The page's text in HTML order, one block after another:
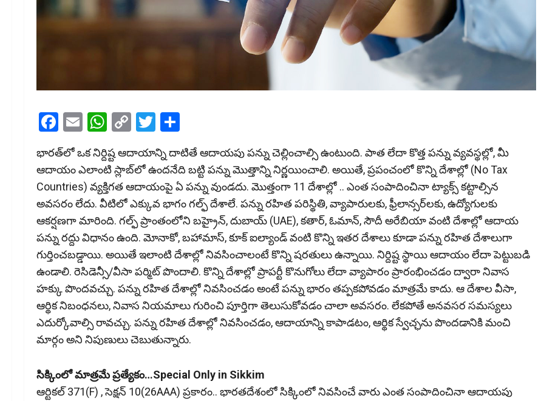
Facebook
EmailWhatsApp
CopyTwitter
భారత్‌లో ఒక నిర్దిష్ట ఆదాయాన్ని దాటితే ఆదాయపు పన్ను చెల్లించాల్సి ఉంటుంది. పాత లేదా కొత్త పన్ను వ్యవస్థల్లో, మీ
ఆదాయం ఎలాంటి స్లాబ్‌లో ఉందనేది బట్టి పన్ను మొత్తాన్ని నిర్ణయించాలి. అయితే, ప్రపంచంలో కొన్ని దేశాల్లో (No Tax
Countries) వ్యక్తిగత ఆదాయంపై ఏ పన్ను వుండదు. మొత్తంగా 11 దేశాల్లో .. ఎంత సంపాదించినా ట్యాక్స్ కట్టాల్సిన
అవసరం లేదు. వీటిలో ఎక్కువ భాగం గల్ఫ్ దేశాలే. పన్ను రహిత పరిస్థితి, వ్యాపారులకు, ఫ్రీలాన్సర్‌లకు, ఉద్యోగులకు
ఆకర్షణగా మారింది. గల్ఫ్ ప్రాంతంలోని బహ్రైన్, దుబాయ్ (UAE), కతార్, ఓమాన్, సౌదీ అరేబియా వంటి దేశాల్లో ఆదాయ
పన్ను రద్దు విధానం ఉంది. మోనాకో, బహామాస్, కూక్ ఐల్యాండ్ వంటి కొన్ని ఇతర దేశాలు కూడా పన్ను రహిత దేశాలుగా
గుర్తించబడ్డాయి. అయితే ఇలాంటి దేశాల్లో నివసించాలంటే కొన్ని షరతులు ఉన్నాయి. నిర్దిష్ట స్థాయి ఆదాయం లేదా పెట్టుబడి
ఉండాలి. రెసిడెన్సీ/వీసా పర్మిట్ పొందాలి. కొన్ని దేశాల్లో ప్రాపర్టీ కొనుగోలు లేదా వ్యాపారం ప్రారంభించడం ద్వారా నివాస
హక్కు పొందవచ్చు. పన్ను రహిత దేశాల్లో నివసించడం అంటే పన్ను భారం తప్పకపోవడం మాత్రమే కాదు. ఆ దేశాల వీసా,
ఆర్థిక నిబంధనలు, నివాస నియమాలు గురించి పూర్తిగా తెలుసుకోవడం చాలా అవసరం. లేకపోతే అనవసర సమస్యలు
ఎదుర్కోవాల్సి రావచ్చు. పన్ను రహిత దేశాల్లో నివసించడం, ఆదాయాన్ని కాపాడటం, ఆర్థిక స్వేచ్ఛను పొందడానికి మంచి
మార్గం అని నిపుణులు చెబుతున్నారు.
సిక్కింలో మాత్రమే ప్రత్యేకం…Special Only in Sikkim
ఆర్టికల్ 371(F) , సెక్షన్ 10(26AAA) ప్రకారం.. భారతదేశంలో సిక్కింలో నివసించే వారు ఎంత సంపాదించినా ఆదాయపు